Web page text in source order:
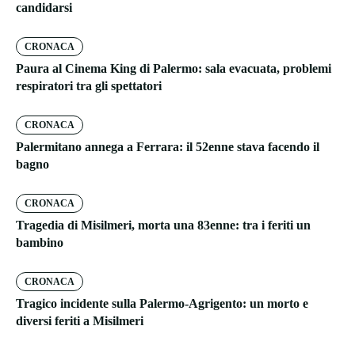
candidarsi
CRONACA
Paura al Cinema King di Palermo: sala evacuata, problemi
respiratori tra gli spettatori
CRONACA
Palermitano annega a Ferrara: il 52enne stava facendo il
bagno
CRONACA
Tragedia di Misilmeri, morta una 83enne: tra i feriti un
bambino
CRONACA
Tragico incidente sulla Palermo-Agrigento: un morto e
diversi feriti a Misilmeri